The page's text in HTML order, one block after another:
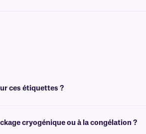
ces étiquettes ?
cryogénique ou à la congélation ?